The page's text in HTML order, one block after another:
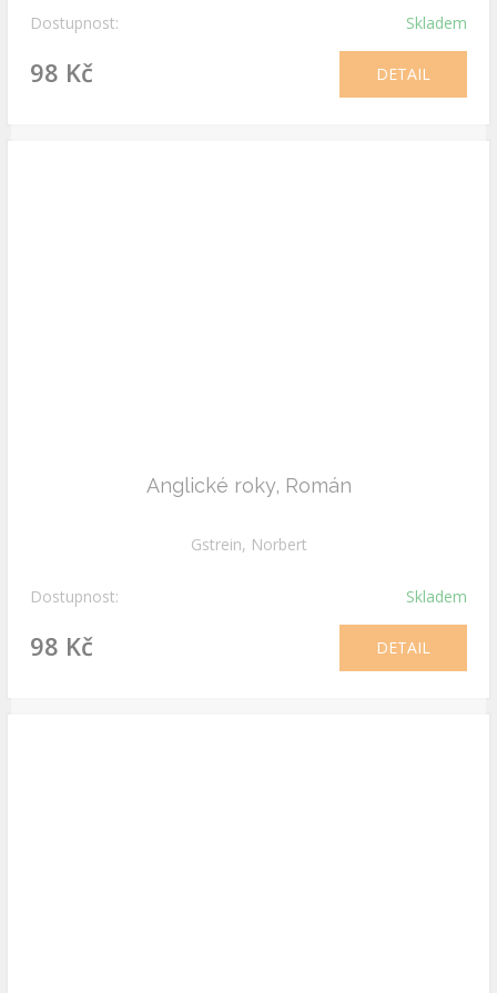
Dostupnost: Skladem
98 Kč DETAIL
Anglické roky, Román
Gstrein, Norbert
Dostupnost: Skladem
98 Kč DETAIL